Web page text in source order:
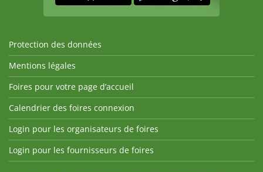
Protection des données
Mentions légales
Foires pour votre page d’accueil
Calendrier des foires connexion
Login pour les organisateurs de foires
Login pour les fournisseurs de foires